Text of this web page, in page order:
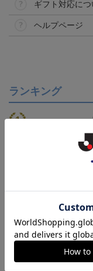
ギフト対応につ
ヘルプページ
ランキング
ジュビロ磐田 ピカチュ
ウ タオルマフラー
2,500円